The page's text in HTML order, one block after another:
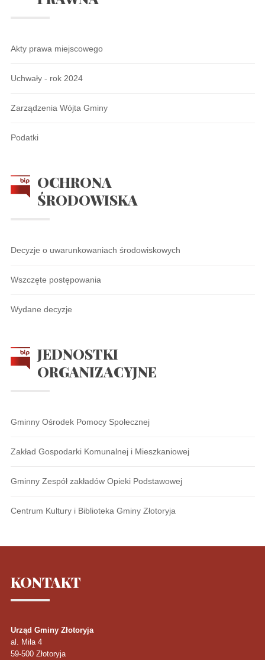
Akty prawa miejscowego
Uchwały - rok 2024
Zarządzenia Wójta Gminy
Podatki
OCHRONA
ŚRODOWISKA
Decyzje o uwarunkowaniach środowiskowych
Wszczęte postępowania
Wydane decyzje
JEDNOSTKI
ORGANIZACYJNE
Gminny Ośrodek Pomocy Społecznej
Zakład Gospodarki Komunalnej i Mieszkaniowej
Gminny Zespół zakładów Opieki Podstawowej
Centrum Kultury i Biblioteka Gminy Złotoryja
KONTAKT
Urząd Gminy Złotoryja
al. Miła 4
59-500 Złotoryja